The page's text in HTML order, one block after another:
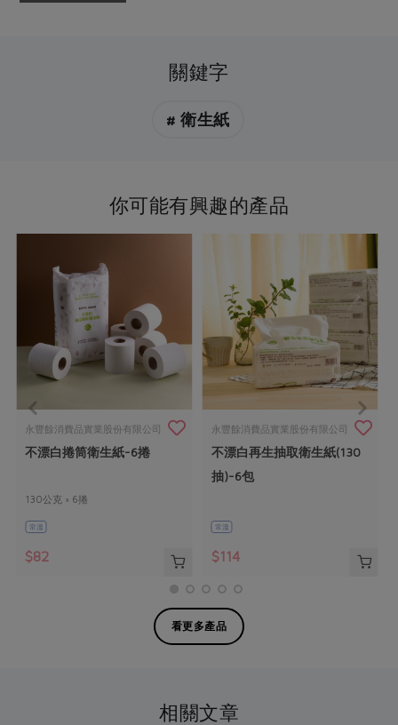
關鍵字
# 衛生紙
你可能有興趣的產品
永豐餘消費品實業股份有限公司
不漂白捲筒衛生紙-6捲
130公克 × 6捲
常溫
$82
永豐餘消費品實業股份有限公司
不漂白再生抽取衛生紙(130
抽)-6包
常溫
$114
看更多產品
相關文章